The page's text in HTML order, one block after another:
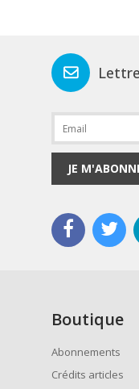
JE
Boutique
Abonnements
Crédits articles